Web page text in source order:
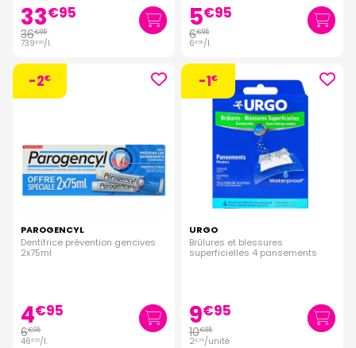
33€95
36€95
739€00/l.
5€95
6€95
6€95/l.
-2€
PAROGENCYL
Dentifrice prévention gencives
2x75ml
4€95
6€95
46€33/l.
-1€
URGO
Brûlures et blessures
superficielles 4 pansements
9€95
10€95
2€74 /unité